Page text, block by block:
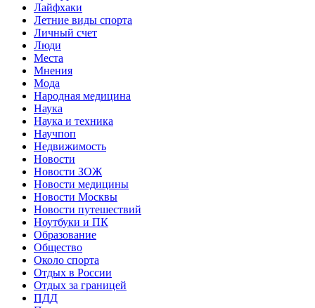
Лайфхаки
Летние виды спорта
Личный счет
Люди
Места
Мнения
Мода
Народная медицина
Наука
Наука и техника
Научпоп
Недвижимость
Новости
Новости ЗОЖ
Новости медицины
Новости Москвы
Новости путешествий
Ноутбуки и ПК
Образование
Общество
Около спорта
Отдых в России
Отдых за границей
ПДД